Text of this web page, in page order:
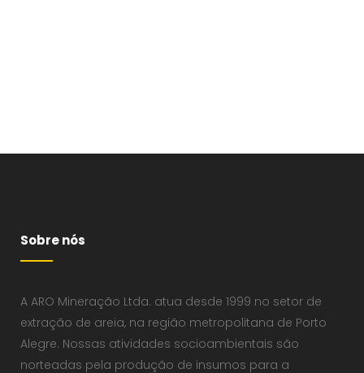
Sobre nós
A ARO Mineração Ltda. atua desde 1999 no setor de
extração de areia, na região metropolitana de Porto
Alegre. Nossas atividades socioambientais são
norteadas pela produção de insumos para a